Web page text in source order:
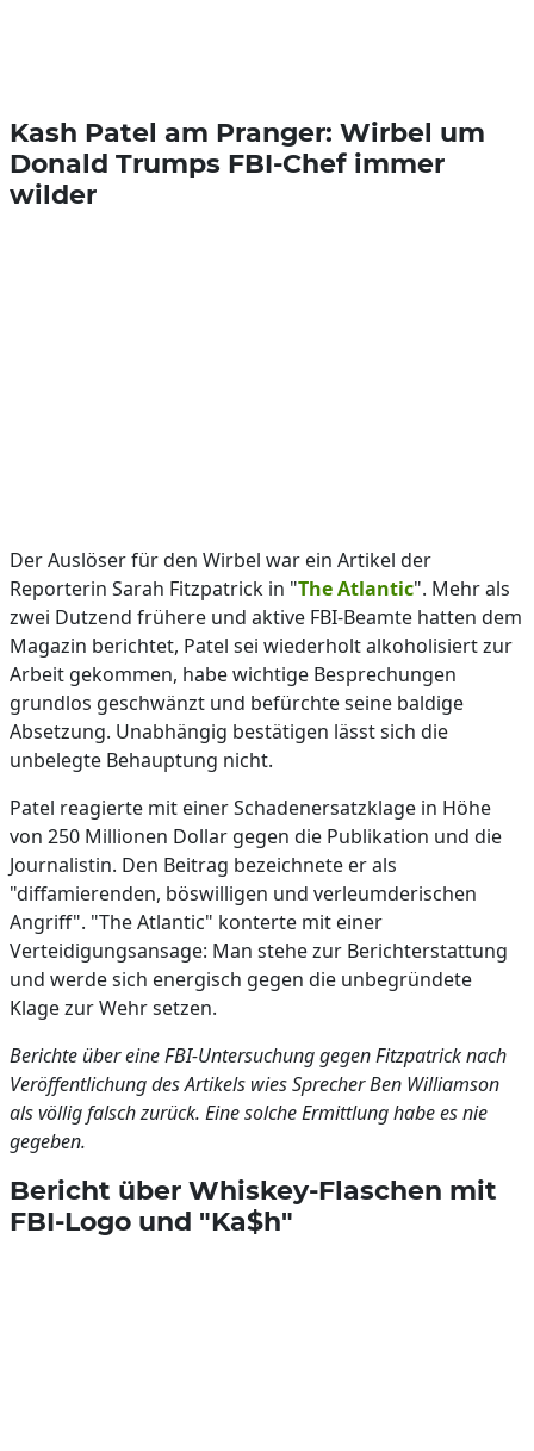
Kash Patel am Pranger: Wirbel um
Donald Trumps FBI-Chef immer
wilder
Der Auslöser für den Wirbel war ein Artikel der
Reporterin Sarah Fitzpatrick in "The Atlantic". Mehr als
zwei Dutzend frühere und aktive FBI-Beamte hatten dem
Magazin berichtet, Patel sei wiederholt alkoholisiert zur
Arbeit gekommen, habe wichtige Besprechungen
grundlos geschwänzt und befürchte seine baldige
Absetzung. Unabhängig bestätigen lässt sich die
unbelegte Behauptung nicht.
Patel reagierte mit einer Schadenersatzklage in Höhe
von 250 Millionen Dollar gegen die Publikation und die
Journalistin. Den Beitrag bezeichnete er als
"diffamierenden, böswilligen und verleumderischen
Angriff". "The Atlantic" konterte mit einer
Verteidigungsansage: Man stehe zur Berichterstattung
und werde sich energisch gegen die unbegründete
Klage zur Wehr setzen.
Berichte über eine FBI-Untersuchung gegen Fitzpatrick nach
Veröffentlichung des Artikels wies Sprecher Ben Williamson
als völlig falsch zurück. Eine solche Ermittlung habe es nie
gegeben.
Bericht über Whiskey-Flaschen mit
FBI-Logo und "Ka$h"